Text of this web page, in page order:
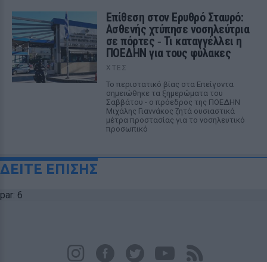
Επίθεση στον Ερυθρό Σταυρό:
Ασθενής χτύπησε νοσηλεύτρια
σε πόρτες ‑ Τι καταγγέλλει η
ΠΟΕΔΗΝ για τους φύλακες
ΧΤΕΣ
Το περιστατικό βίας στα Επείγοντα
σημειώθηκε τα ξημερώματα του
Σαββάτου - ο πρόεδρος της ΠΟΕΔΗΝ
Μιχάλης Γιαννάκος ζητά ουσιαστικά
μέτρα προστασίας για το νοσηλευτικό
προσωπικό
ΔΕΙΤΕ ΕΠΙΣΗΣ
par: 6